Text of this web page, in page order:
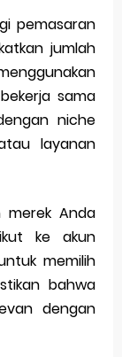
pemasaran
jumlah
sama
niche
layanan
merek Anda
ke akun
memilih
bahwa
dengan